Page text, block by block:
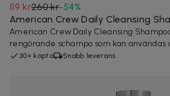
119 kr260 kr-54%
American Crew Daily Cleansing
American Crew Daily Cleansing
rengörande schampo som kan användas
30+ köpta Snabb leverans